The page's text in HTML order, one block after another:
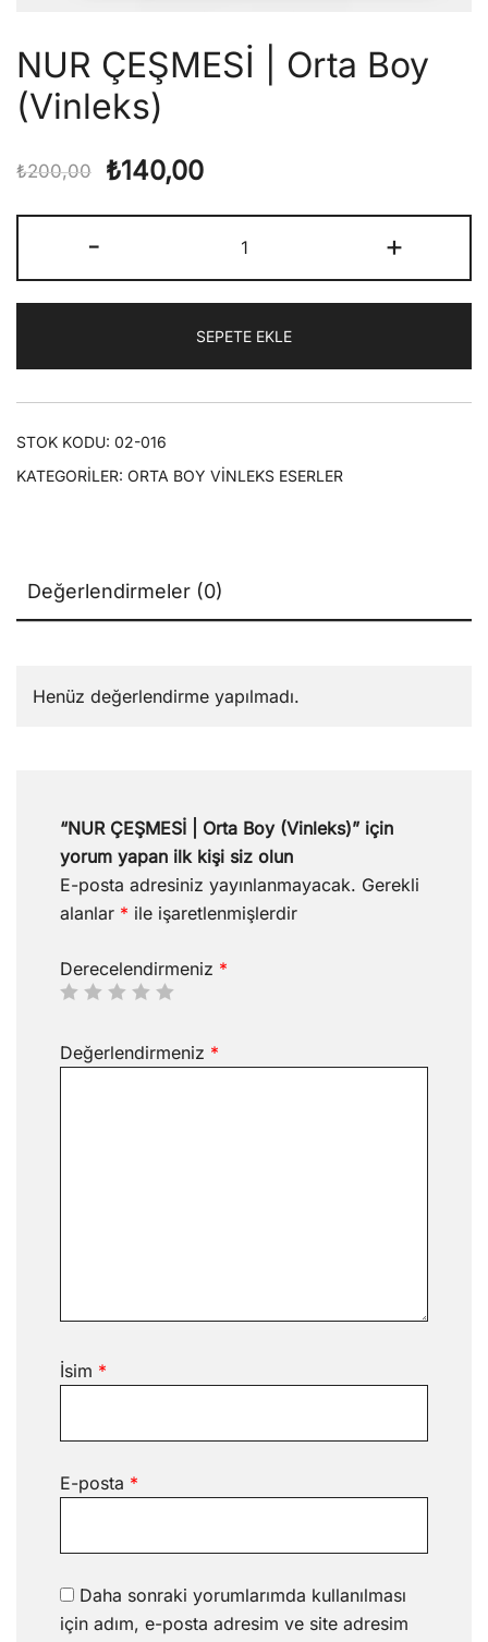
NUR ÇEŞMESİ | Orta Boy
(Vinleks)
₺200,00
Orijinal
fiyat:
₺140,00Şu
andaki
fiyat:
₺140,00.
-
ÇEŞMESİ
|
Boy
(Vinleks)
adet
+
SEPETE EKLE
STOK KODU: 02-016
KATEGORILER: ORTA BOY VİNLEKS ESERLER
Değerlendirmeler (0)
Henüz değerlendirme yapılmadı.
“NUR ÇEŞMESİ | Orta Boy (Vinleks)” için
yorum yapan ilk kişi siz olun
E-posta adresiniz yayınlanmayacak. Gerekli
alanlar * ile işaretlenmişlerdir
Derecelendirmeniz *
Değerlendirmeniz *
İsim *
E-posta *
Daha sonraki yorumlarımda kullanılması
için adım, e-posta adresim ve site adresim